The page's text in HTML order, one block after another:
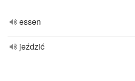
essen
jeździć